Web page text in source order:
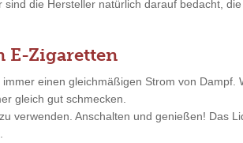
die Hersteller natürlich darauf bedacht,
E-Zigaretten
einen gleichmäßigen Strom von
gleich gut schmecken.
verwenden. Anschalten und genießen! Das